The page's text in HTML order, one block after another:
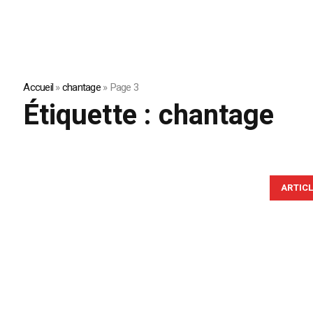
Accueil»chantage»Page 3
Étiquette : chantage